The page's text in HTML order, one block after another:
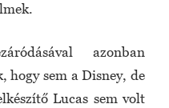
azonban
hogy sem a Disney, de
Lucas sem volt